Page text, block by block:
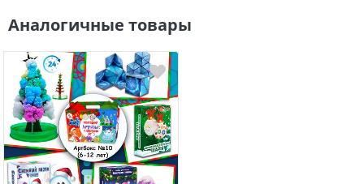
Аналогичные товары